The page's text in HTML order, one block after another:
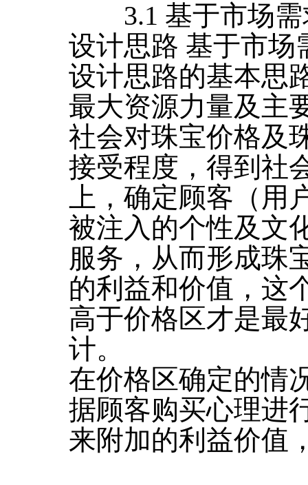
3.1 基于市场需
设计思路 基于市场
设计思路的基本思
最大资源力量及主
社会对珠宝价格及
接受程度，得到社
上，确定顾客（用
被注入的个性及文
服务，从而形成珠
的利益和价值，这
高于价格区才是最
计。
在价格区确定的情
据顾客购买心理进
来附加的利益价值